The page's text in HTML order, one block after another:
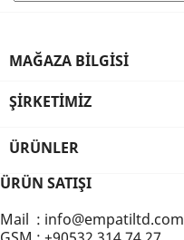
MAĞAZA BILGISI
ŞIRKETIMIZ
ÜRÜNLER
ÜRÜN SATIŞI
Mail : info@empatiltd.com